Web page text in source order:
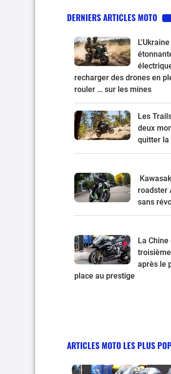
DERNIERS ARTICLES MOTO
recharger des drones en
rouler … sur les mines
Les
deux
quitter la
roadster
sans
La
après le
place au prestige
ARTICLES MOTO LES PLUS